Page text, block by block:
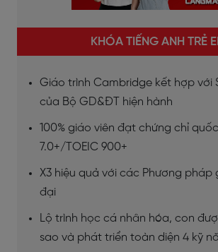
KHÓA TIẾNG ANH TRẺ
Giáo trình Cambridge kết hợp với
của Bộ GD&ĐT hiện hành
100% giáo viên đạt chứng chỉ quốc
7.0+/TOEIC 900+
X3 hiệu quả với các Phương pháp
đại
Lộ trình học cá nhân hóa, con
sao và phát triển toàn diện 4 kỹ